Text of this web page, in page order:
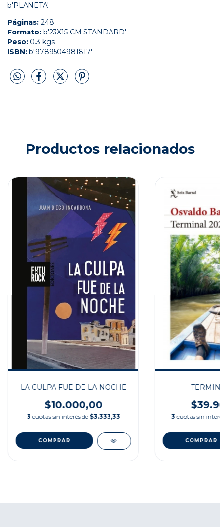
b'PLANETA'
Páginas: 248
Formato: b'23X15 CM STANDARD'
Peso: 0.3 kgs.
ISBN: b'9789504981817'
Productos relacionados
LA CULPA FUE DE LA NOCHE
$10.000,00
3 cuotas sin interés de $3.333,33 3 cuotas sin